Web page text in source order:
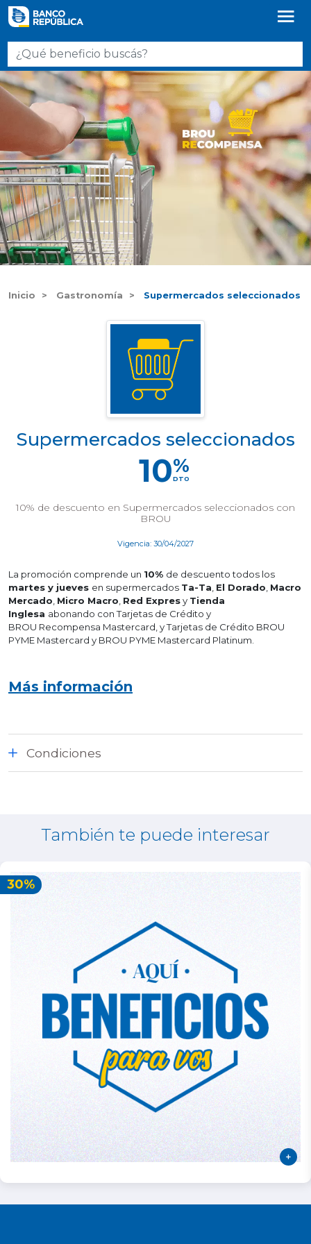
Inicio Gastronomía Supermercados seleccionados
Supermercados seleccionados
10%
DTO
10% de descuento en Supermercados seleccionados con
BROU
Vigencia: 30/04/2027
La promoción comprende un 10% de descuento todos los
martes y jueves en supermercados Ta-Ta El Dorado Macro
Mercado Micro Macro Red Expresy Tienda
Inglesa abonando con Tarjetas de Crédito y
BROU Recompensa Mastercard, y Tarjetas de Crédito BROU
PYME Mastercard y BROU PYME Mastercard Platinum.
Más información
Condiciones
También te puede interesar
30%